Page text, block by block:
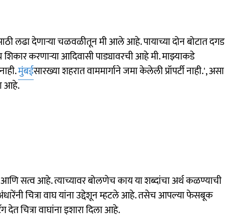
लढा देणाऱ्या चळवळीतून मी आले आहे. पायाच्या दोन बोटात दगड
करणाऱ्या आदिवासी पाड्यावरची आहे मी. माझ्याकडे
मुंबईसारख्या शहरात वाममार्गाने जमा केलेली प्रॉपर्टी नाही.', असा
आहे.
सत्व आहे. त्याच्यावर बोलणेच काय या शब्दांचा अर्थ कळण्याची
चित्रा वाघ यांना उद्देशून म्हटले आहे. तसेच आपल्या फेसबूक
चित्रा वाघांना इशारा दिला आहे.